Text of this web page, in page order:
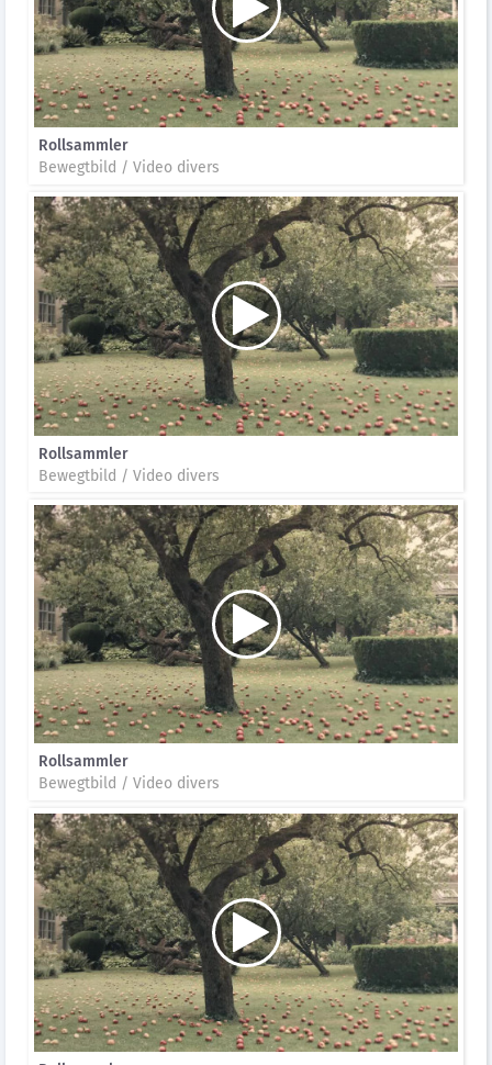
Rollsammler
Bewegtbild / Video divers
Rollsammler
Bewegtbild / Video divers
Rollsammler
Bewegtbild / Video divers